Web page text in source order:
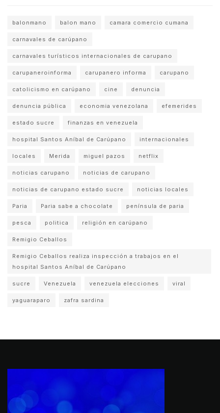
balonmano balon mano camara comercio cumana
carnavales de carúpano
carnavales turísticos internacionales de carupano
carupaneroinforma carupanero informa carupano
catolicismo en carúpano cine denuncia
denuncia pública economia venezolana efemerides
estado sucre finanzas en venezuela
hospital Santos Aníbal de Carúpano internacionales
locales Merida miguel pazos netflix
noticias carupano noticias de carupano
noticias de carupano estado sucre noticias locales
Paria Paria sabe a chocolate península de paria
pesca politica religión en carúpano
Remigio Ceballos
Remigio Ceballos realiza inspección a trabajos en el
hospital Santos Aníbal de Carúpano
sucre Venezuela venezuela elecciones viral
yaguaraparo zafra sardina